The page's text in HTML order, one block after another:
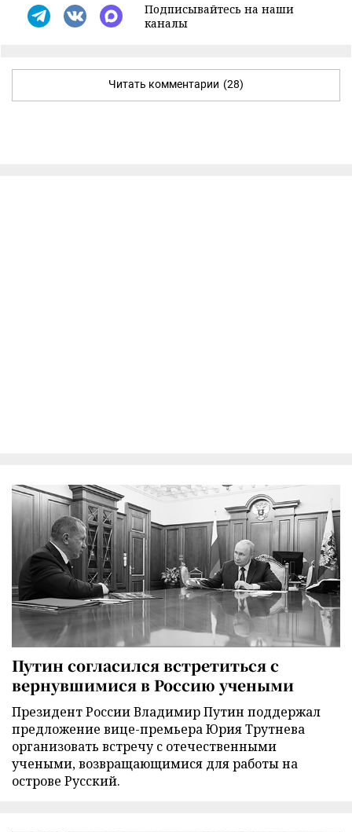
Подписывайтесь на наши
каналы
Читать комментарии (28)
Путин согласился встретиться с
вернувшимися в Россию учеными
Президент России Владимир Путин поддержал
предложение вице-премьера Юрия Трутнева
организовать встречу с отечественными
учеными, возвращающимися для работы на
острове Русский.